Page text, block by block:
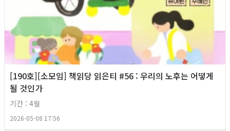
[190호][소모임] 책읽당 읽은티 #56 : 우리의 노후는 어떻게
될 것인가
기간 : 4월
2026-05-08 17:56